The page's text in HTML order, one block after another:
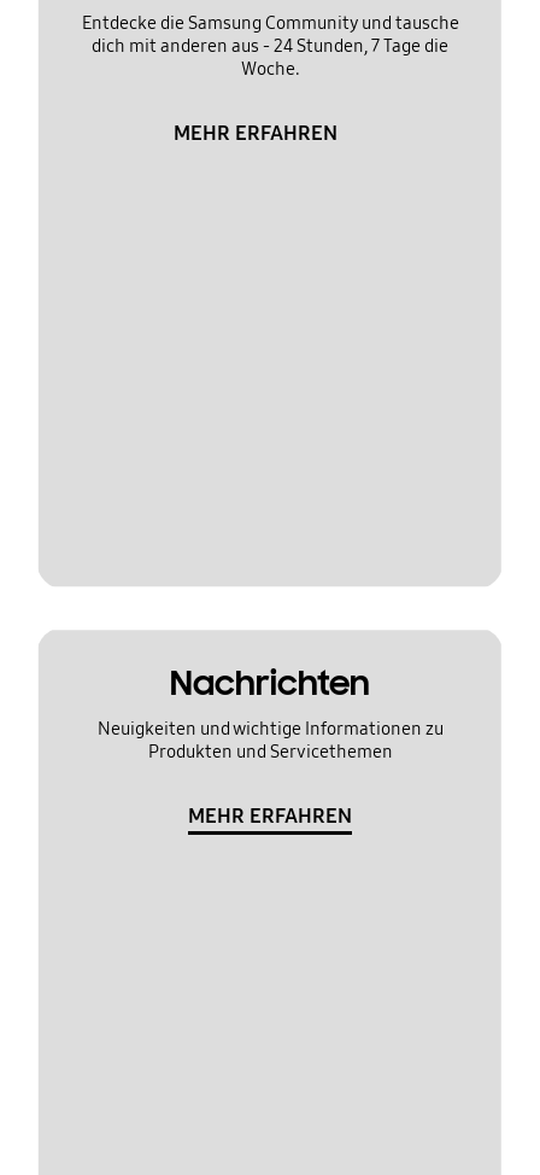
Entdecke die Samsung Community und tausche
dich mit anderen aus - 24 Stunden, 7 Tage die
Woche.
MEHR ERFAHREN
Nachrichten
Neuigkeiten und wichtige Informationen zu
Produkten und Servicethemen
MEHR ERFAHREN